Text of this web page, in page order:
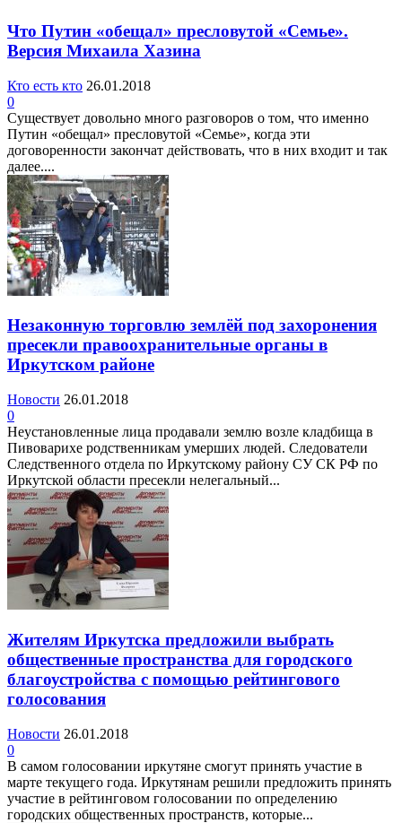
Что Путин «обещал» пресловутой «Семье».
Версия Михаила Хазина
Кто есть кто 26.01.2018
0
Существует довольно много разговоров о том, что именно
Путин «обещал» пресловутой «Семье», когда эти
договоренности закончат действовать, что в них входит и так
далее....
Незаконную торговлю землёй под захоронения
пресекли правоохранительные органы в
Иркутском районе
Новости 26.01.2018
0
Неустановленные лица продавали землю возле кладбища в
Пивоварихе родственникам умерших людей. Следователи
Следственного отдела по Иркутскому району СУ СК РФ по
Иркутской области пресекли нелегальный...
Жителям Иркутска предложили выбрать
общественные пространства для городского
благоустройства с помощью рейтингового
голосования
Новости 26.01.2018
0
В самом голосовании иркутяне смогут принять участие в
марте текущего года. Иркутянам решили предложить принять
участие в рейтинговом голосовании по определению
городских общественных пространств, которые...